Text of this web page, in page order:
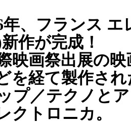
、フランス エ
作が完成！
映画祭出展の
を経て製作さ
プ／テクノと
クトロニカ。